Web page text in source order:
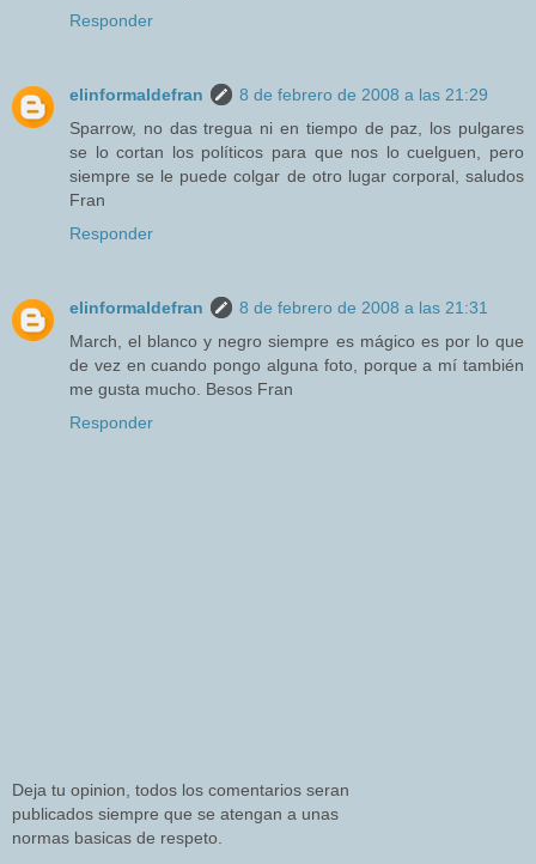
Responder
elinformaldefran
8 de febrero de 2008 a las 21:29
Sparrow, no das tregua ni en tiempo de paz, los pulgares
se lo cortan los políticos para que nos lo cuelguen, pero
siempre se le puede colgar de otro lugar corporal, saludos
Fran
Responder
elinformaldefran
8 de febrero de 2008 a las 21:31
March, el blanco y negro siempre es mágico es por lo que
de vez en cuando pongo alguna foto, porque a mí también
me gusta mucho. Besos Fran
Responder
Deja tu opinion, todos los comentarios seran
publicados siempre que se atengan a unas
normas basicas de respeto.